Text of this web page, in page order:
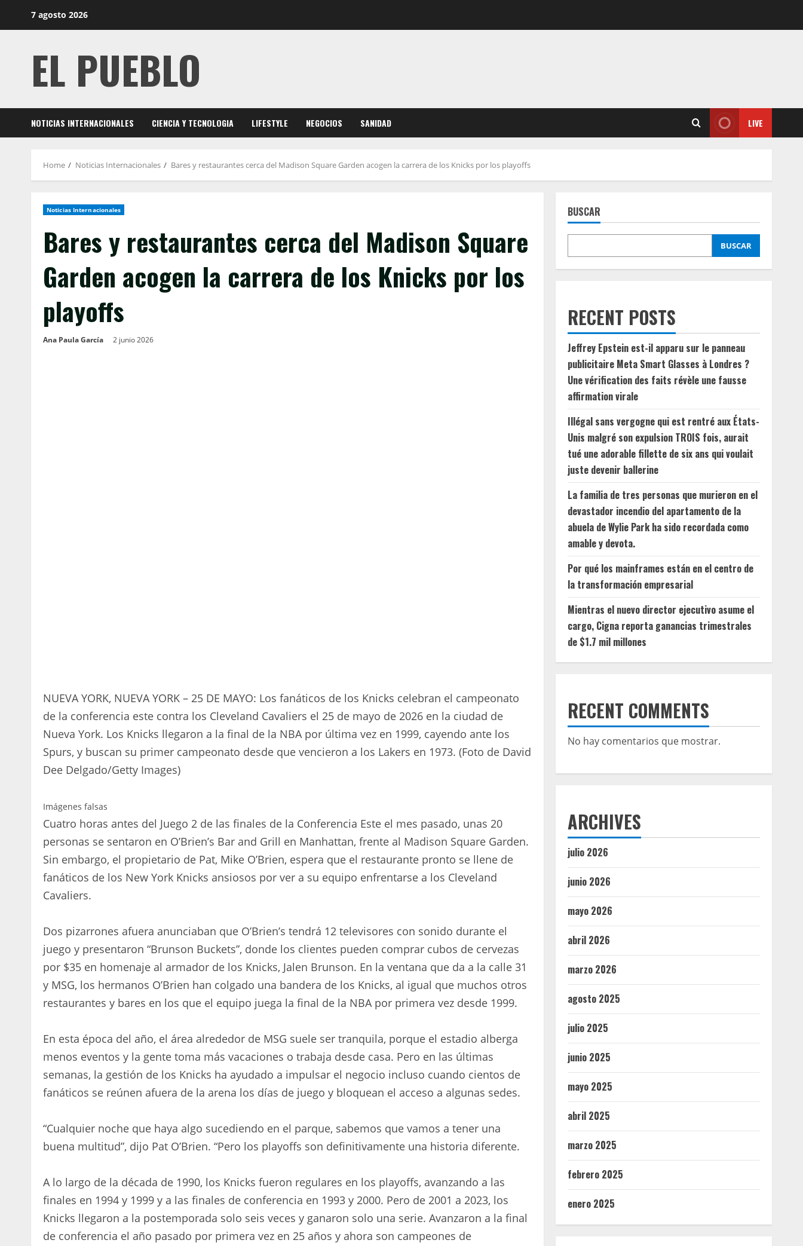
7 agosto 2026
EL PUEBLO
NOTICIAS INTERNACIONALES CIENCIA Y TECNOLOGIA LIFESTYLE NEGOCIOS SANIDAD LIVE
Home Noticias Internacionales Bares y restaurantes cerca del Madison Square Garden acogen la carrera de los Knicks por los playoffs
Noticias Internacionales
Bares y restaurantes cerca del Madison Square
Garden acogen la carrera de los Knicks por los
playoffs
Ana Paula García 2 junio 2026
NUEVA YORK, NUEVA YORK – 25 DE MAYO: Los fanáticos de los Knicks celebran el campeonato
de la conferencia este contra los Cleveland Cavaliers el 25 de mayo de 2026 en la ciudad de
Nueva York. Los Knicks llegaron a la final de la NBA por última vez en 1999, cayendo ante los
Spurs, y buscan su primer campeonato desde que vencieron a los Lakers en 1973. (Foto de David
Dee Delgado/Getty Images)
Imágenes falsas
Cuatro horas antes del Juego 2 de las finales de la Conferencia Este el mes pasado, unas 20
personas se sentaron en O’Brien’s Bar and Grill en Manhattan, frente al Madison Square Garden.
Sin embargo, el propietario de Pat, Mike O’Brien, espera que el restaurante pronto se llene de
fanáticos de los New York Knicks ansiosos por ver a su equipo enfrentarse a los Cleveland
Cavaliers.
Dos pizarrones afuera anunciaban que O’Brien’s tendrá 12 televisores con sonido durante el
juego y presentaron “Brunson Buckets”, donde los clientes pueden comprar cubos de cervezas
por $35 en homenaje al armador de los Knicks, Jalen Brunson. En la ventana que da a la calle 31
y MSG, los hermanos O’Brien han colgado una bandera de los Knicks, al igual que muchos otros
restaurantes y bares en los que el equipo juega la final de la NBA por primera vez desde 1999.
En esta época del año, el área alrededor de MSG suele ser tranquila, porque el estadio alberga
menos eventos y la gente toma más vacaciones o trabaja desde casa. Pero en las últimas
semanas, la gestión de los Knicks ha ayudado a impulsar el negocio incluso cuando cientos de
fanáticos se reúnen afuera de la arena los días de juego y bloquean el acceso a algunas sedes.
“Cualquier noche que haya algo sucediendo en el parque, sabemos que vamos a tener una
buena multitud”, dijo Pat O’Brien. “Pero los playoffs son definitivamente una historia diferente.
A lo largo de la década de 1990, los Knicks fueron regulares en los playoffs, avanzando a las
finales en 1994 y 1999 y a las finales de conferencia en 1993 y 2000. Pero de 2001 a 2023, los
Knicks llegaron a la postemporada solo seis veces y ganaron solo una serie. Avanzaron a la final
de conferencia el año pasado por primera vez en 25 años y ahora son campeones de
BUSCAR
BUSCAR
RECENT POSTS
Jeffrey Epstein est-il apparu sur le panneau
publicitaire Meta Smart Glasses à Londres ?
Une vérification des faits révèle une fausse
affirmation virale
Illégal sans vergogne qui est rentré aux États-
Unis malgré son expulsion TROIS fois, aurait
tué une adorable fillette de six ans qui voulait
juste devenir ballerine
La familia de tres personas que murieron en el
devastador incendio del apartamento de la
abuela de Wylie Park ha sido recordada como
amable y devota.
Por qué los mainframes están en el centro de
la transformación empresarial
Mientras el nuevo director ejecutivo asume el
cargo, Cigna reporta ganancias trimestrales
de $1.7 mil millones
RECENT COMMENTS
No hay comentarios que mostrar.
ARCHIVES
julio 2026
junio 2026
mayo 2026
abril 2026
marzo 2026
agosto 2025
julio 2025
junio 2025
mayo 2025
abril 2025
marzo 2025
febrero 2025
enero 2025